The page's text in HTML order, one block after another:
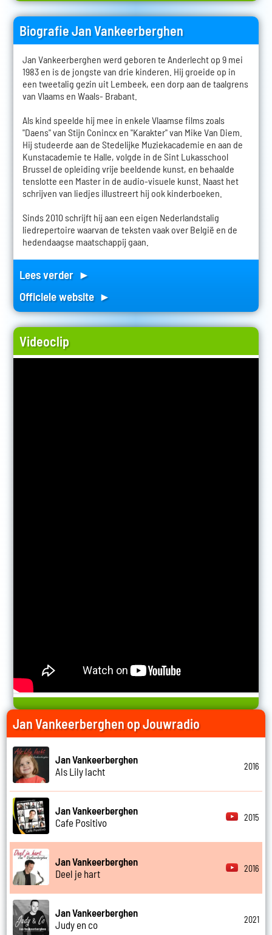
Biografie Jan Vankeerberghen
Jan Vankeerberghen werd geboren te Anderlecht op 9 mei
1983 en is de jongste van drie kinderen. Hij groeide op in
een tweetalig gezin uit Lembeek, een dorp aan de taalgrens
van Vlaams en Waals- Brabant.
Als kind speelde hij mee in enkele Vlaamse films zoals
"Daens" van Stijn Conincx en "Karakter" van Mike Van Diem.
Hij studeerde aan de Stedelijke Muziekacademie en aan de
Kunstacademie te Halle, volgde in de Sint Lukasschool
Brussel de opleiding vrije beeldende kunst, en behaalde
tenslotte een Master in de audio-visuele kunst. Naast het
schrijven van liedjes illustreert hij ook kinderboeken.
Sinds 2010 schrijft hij aan een eigen Nederlandstalig
liedrepertoire waarvan de teksten vaak over België en de
hedendaagse maatschappij gaan.
Lees verder ►
Officiele website ►
Videoclip
Jan Vankeerberghen op Jouwradio
Jan Vankeerberghen
Als Lily lacht
2016
Jan Vankeerberghen
Cafe Positivo
2015
Jan Vankeerberghen
Deel je hart
2016
Jan Vankeerberghen
Judy en co
2021